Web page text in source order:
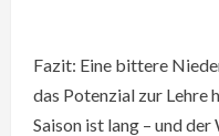
Fazit: Eine bittere
das Potenzial zur Lehre
Saison ist lang – und